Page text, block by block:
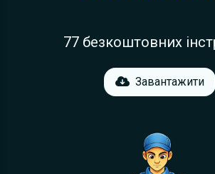
77 безкоштовних
Завантажити